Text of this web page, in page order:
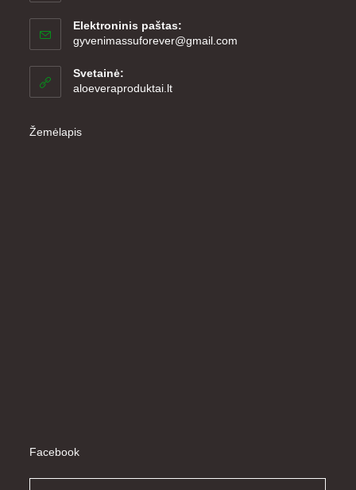
Elektroninis paštas:
gyvenimassuforever@gmail.com
Svetainė:
aloeveraproduktai.lt
Žemėlapis
Facebook